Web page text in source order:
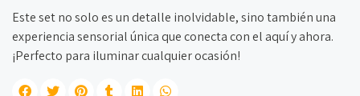
Este set no solo es un detalle inolvidable, sino también una
experiencia sensorial única que conecta con el aquí y ahora.
¡Perfecto para iluminar cualquier ocasión!